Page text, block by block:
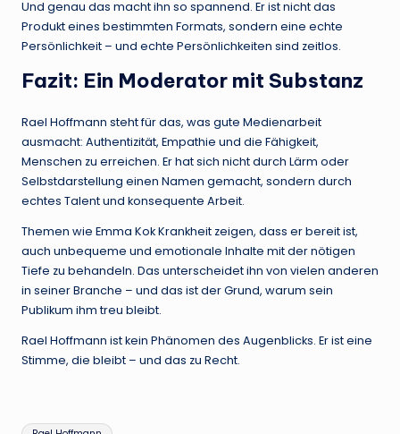
Und genau das macht ihn so spannend. Er ist nicht das
Produkt eines bestimmten Formats, sondern eine echte
Persönlichkeit – und echte Persönlichkeiten sind zeitlos.
Fazit: Ein Moderator mit Substanz
Rael Hoffmann steht für das, was gute Medienarbeit
ausmacht: Authentizität, Empathie und die Fähigkeit,
Menschen zu erreichen. Er hat sich nicht durch Lärm oder
Selbstdarstellung einen Namen gemacht, sondern durch
echtes Talent und konsequente Arbeit.
Themen wie Emma Kok Krankheit zeigen, dass er bereit ist,
auch unbequeme und emotionale Inhalte mit der nötigen
Tiefe zu behandeln. Das unterscheidet ihn von vielen anderen
in seiner Branche – und das ist der Grund, warum sein
Publikum ihm treu bleibt.
Rael Hoffmann ist kein Phänomen des Augenblicks. Er ist eine
Stimme, die bleibt – und das zu Recht.
Tags: